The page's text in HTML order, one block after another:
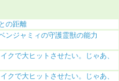
の距離
ンジャミィの守護霊獣の能力
クで大ヒットさせたい。じゃあ、
クで大ヒットさせたい。じゃあ、